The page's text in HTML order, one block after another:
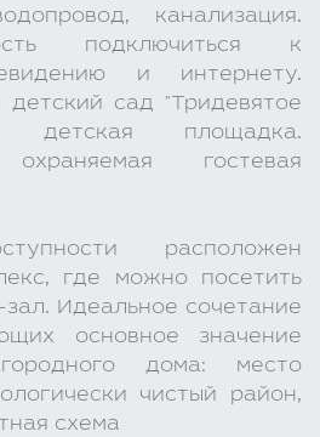
канализация.
подключиться к
и интернету.
детский сад "Тридевятое
детская площадка.
охраняемая гостевая
расположен
где можно посетить
Идеальное сочетание
основное значение
дома: место
чистый район,
схема